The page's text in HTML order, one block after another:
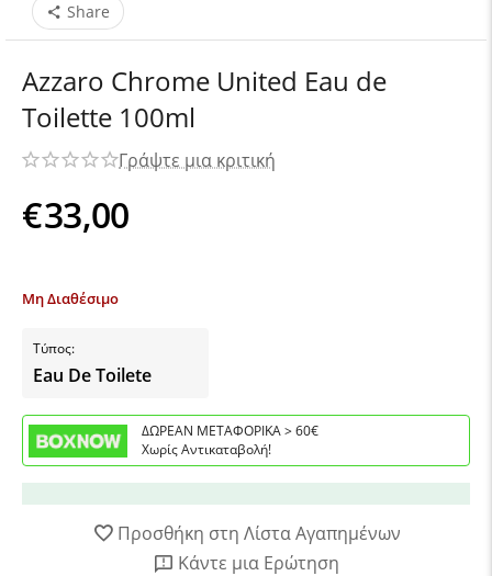
Share
Azzaro Chrome United Eau de
Toilette 100ml
Γράψτε μια κριτική
€33,00
Μη Διαθέσιμο
Τύπος:
Eau De Toilete
ΔΩΡΕΑΝ ΜΕΤΑΦΟΡΙΚΑ > 60€
Χωρίς Αντικαταβολή!
Προσθήκη στη Λίστα Αγαπημένων
Κάντε μια Ερώτηση